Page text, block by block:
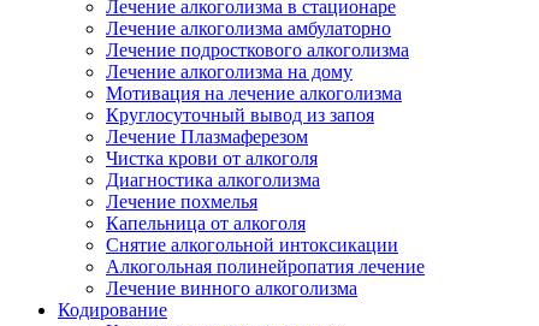
Лечение алкоголизма в стационаре
Лечение алкоголизма амбулаторно
Лечение подросткового алкоголизма
Лечение алкоголизма на дому
Мотивация на лечение алкоголизма
Круглосуточный вывод из запоя
Лечение Плазмаферезом
Чистка крови от алкоголя
Диагностика алкоголизма
Лечение похмелья
Капельница от алкоголя
Снятие алкогольной интоксикации
Алкогольная полинейропатия лечение
Лечение винного алкоголизма
Кодирование